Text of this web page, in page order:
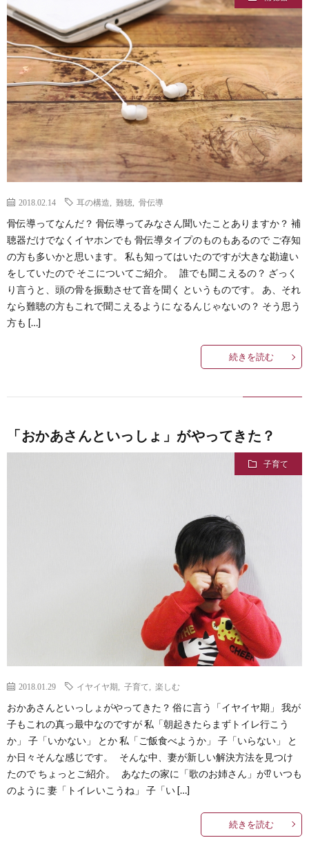
2018.02.14 耳の構造 難聴 骨伝導
骨伝導ってなんだ？ 骨伝導ってみなさん聞いたことありますか？ 補
聴器だけでなくイヤホンでも 骨伝導タイプのものもあるので ご存知
の方も多いかと思います。 私も知ってはいたのですが大きな勘違い
をしていたので そこについてご紹介。 誰でも聞こえるの？ ざっく
り言うと、頭の骨を振動させて音を聞く というものです。 あ、それ
なら難聴の方もこれで聞こえるように なるんじゃないの？ そう思う
方も […]
続きを読む
「おかあさんといっしょ」がやってきた？
子育て
2018.01.29 イヤイヤ期 子育て 楽しむ
おかあさんといっしょがやってきた？ 俗に言う「イヤイヤ期」 我が
子もこれの真っ最中なのですが 私「朝起きたらまずトイレ行こう
か」 子「いかない」 とか 私「ご飯食べようか」 子「いらない」 と
か日々そんな感じです。 そんな中、妻が新しい解決方法を見つけ
たので ちょっとご紹介。 あなたの家に「歌のお姉さん」が⁉︎ いつも
のように 妻「トイレいこうね」 子「い […]
続きを読む